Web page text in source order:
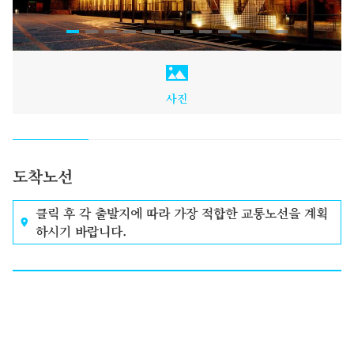
사진
도착노선
클릭 후 각 출발지에 따라 가장 적합한 교통노선을 계획
하시기 바랍니다.